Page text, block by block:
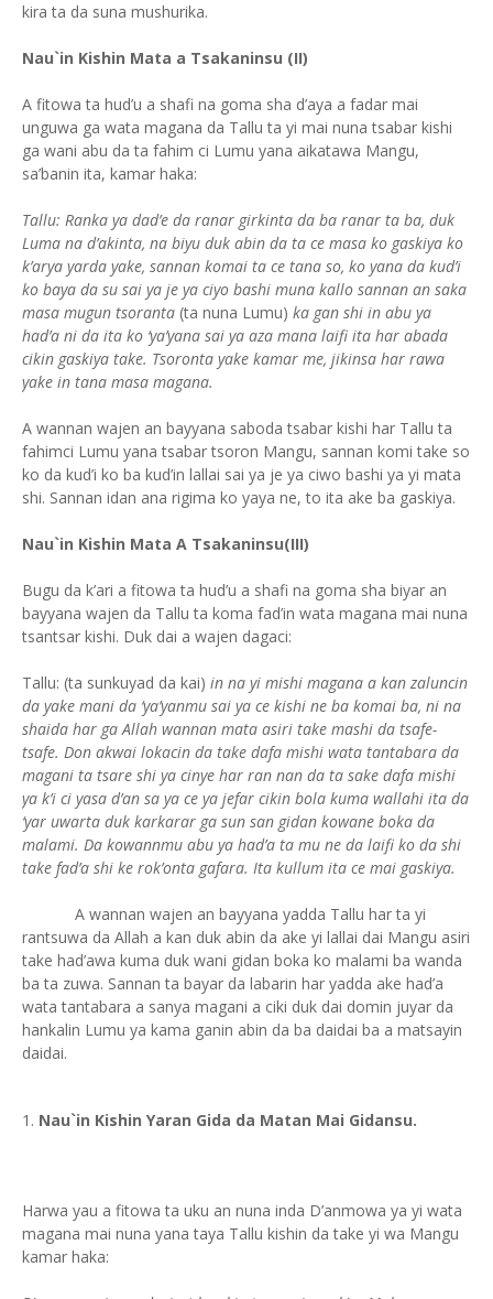
kira ta da suna mushurika.
Nau`in Kishin Mata a Tsakaninsu (II)
A fitowa ta hud’u a shafi na goma sha d’aya a fadar mai
unguwa ga wata magana da Tallu ta yi mai nuna tsabar kishi
ga wani abu da ta fahim ci Lumu yana aikatawa Mangu,
sa’banin ita, kamar haka:
Tallu: Ranka ya dad’e da ranar girkinta da ba ranar ta ba, duk
Luma na d’akinta, na biyu duk abin da ta ce masa ko gaskiya ko
k’arya yarda yake, sannan komai ta ce tana so, ko yana da kud’i
ko baya da su sai ya je ya ciyo bashi muna kallo sannan an saka
masa mugun tsoranta (ta nuna Lumu) ka gan shi in abu ya
had’a ni da ita ko ‘ya’yana sai ya aza mana laifi ita har abada
cikin gaskiya take. Tsoronta yake kamar me, jikinsa har rawa
yake in tana masa magana.
A wannan wajen an bayyana saboda tsabar kishi har Tallu ta
fahimci Lumu yana tsabar tsoron Mangu, sannan komi take so
ko da kud’i ko ba kud’in lallai sai ya je ya ciwo bashi ya yi mata
shi. Sannan idan ana rigima ko yaya ne, to ita ake ba gaskiya.
Nau`in Kishin Mata A Tsakaninsu(III)
Bugu da k’ari a fitowa ta hud’u a shafi na goma sha biyar an
bayyana wajen da Tallu ta koma fad’in wata magana mai nuna
tsantsar kishi. Duk dai a wajen dagaci:
Tallu: (ta sunkuyad da kai) in na yi mishi magana a kan zaluncin
da yake mani da ‘ya’yanmu sai ya ce kishi ne ba komai ba, ni na
shaida har ga Allah wannan mata asiri take mashi da tsafe-
tsafe. Don akwai lokacin da take dafa mishi wata tantabara da
magani ta tsare shi ya cinye har ran nan da ta sake dafa mishi
ya k’i ci yasa d’an sa ya ce ya jefar cikin bola kuma wallahi ita da
‘yar uwarta duk karkarar ga sun san gidan kowane boka da
malami. Da kowannmu abu ya had’a ta mu ne da laifi ko da shi
take fad’a shi ke rok’onta gafara. Ita kullum ita ce mai gaskiya.
A wannan wajen an bayyana yadda Tallu har ta yi
rantsuwa da Allah a kan duk abin da ake yi lallai dai Mangu asiri
take had’awa kuma duk wani gidan boka ko malami ba wanda
ba ta zuwa. Sannan ta bayar da labarin har yadda ake had’a
wata tantabara a sanya magani a ciki duk dai domin juyar da
hankalin Lumu ya kama ganin abin da ba daidai ba a matsayin
daidai.
Nau`in Kishin Yaran Gida da Matan Mai Gidansu.
Harwa yau a fitowa ta uku an nuna inda D’anmowa ya yi wata
magana mai nuna yana taya Tallu kishin da take yi wa Mangu
kamar haka: